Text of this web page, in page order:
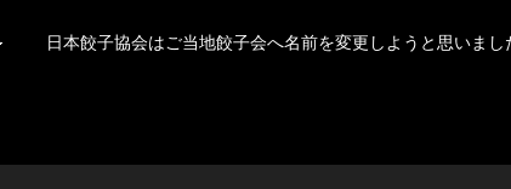
日本餃子協会はご当地餃子会へ名前を変更しようと思いま